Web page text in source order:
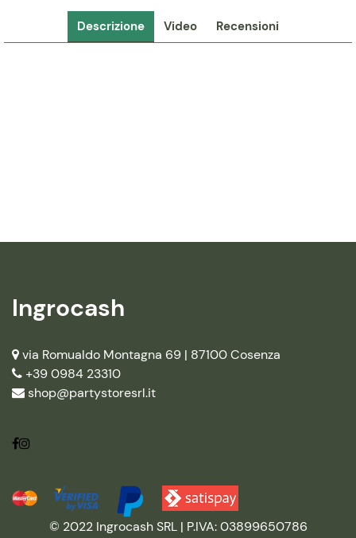
Descrizione Video Recensioni
Ingrocash
via Romualdo Montagna 69 | 87100 Cosenza
+39 0984 23310
shop@partystoresrl.it
© 2022 Ingrocash SRL | P.IVA: 03899650786